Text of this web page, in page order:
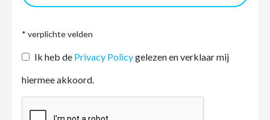
* verplichte velden
Ik heb de Privacy Policygelezen en verklaar mij
hiermee akkoord.